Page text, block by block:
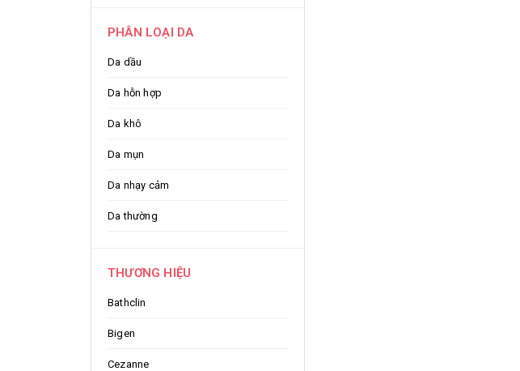
PHÂN LOẠI DA
Da dầu
Da hỗn hợp
Da khô
Da mụn
Da nhạy cảm
Da thường
THƯƠNG HIỆU
Bathclin
Bigen
Cezanne